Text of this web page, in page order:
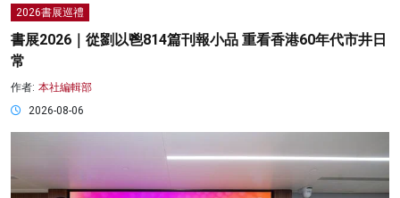
2026書展巡禮
書展2026｜從劉以鬯814篇刊報小品 重看香港60年代市井日
常
作者: 本社編輯部
2026-08-06